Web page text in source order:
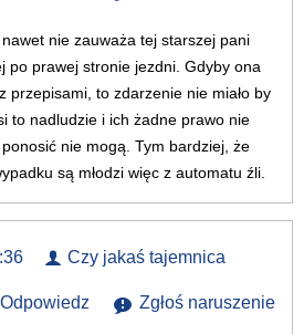
nie zauważa tej starszej pani
po prawej stronie jezdni. Gdyby ona
przepisami, to zdarzenie nie miało by
to nadludzie i ich żadne prawo nie
nie mogą. Tym bardziej, że
są młodzi więc z automatu źli.
Czy jakaś tajemnica
Odpowiedz Zgłoś naruszenie